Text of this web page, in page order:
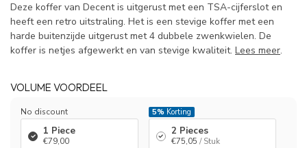
Deze koffer van Decent is uitgerust met een TSA-cijferslot en
heeft een retro uitstraling. Het is een stevige koffer met een
harde buitenzijde uitgerust met 4 dubbele zwenkwielen. De
koffer is netjes afgewerkt en van stevige kwaliteit. Lees meer.
VOLUME VOORDEEL
No discount
1 Piece
€79,00
5% Korting
2 Pieces
€75,05 / Stuk